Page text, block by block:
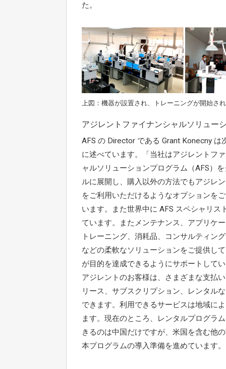
た。
上図：機器が設置され、トレーニングが開始さ
アジレントファイナンシャルソリュー
AFS の Director である Grant Konecny は
に述べています。「当社はアジレントフ
ャルソリューションプログラム（AFS）
ルに展開し、購入以外の方法でもアジレ
をご利用いただけるようなオプションを
います。また世界中に AFS スペシャリス
ています。またメンテナンス、アプリケ
トレーニング、消耗品、コンサルティン
などの柔軟なソリューションをご提供し
が目的を達成できるようにサポートして
アジレントのお客様は、さまざまな支払
リース、サブスクリプション、レンタル
できます。利用できるサービスは地域に
ます。現在のところ、レンタルプログラ
きるのは中国だけですが、米国を含む他
本プログラムの導入準備を進めています。